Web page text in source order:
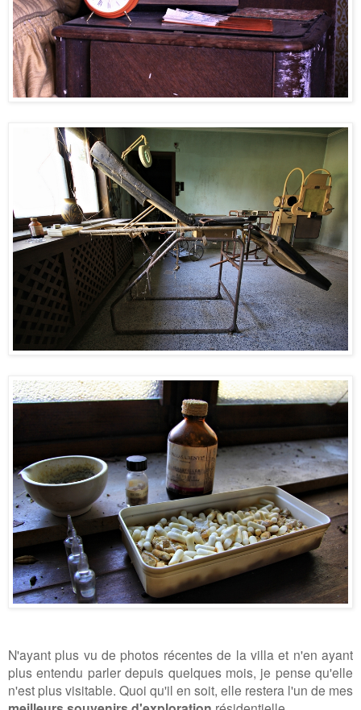
N'ayant plus vu de photos récentes de la villa et n'en ayant
plus entendu parler depuis quelques mois, je pense qu'elle
n'est plus visitable. Quoi qu'il en soit, elle restera l'un de mes